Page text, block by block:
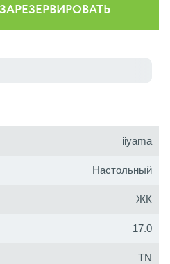
iiyama
Настольный
ЖК
17.0
TN